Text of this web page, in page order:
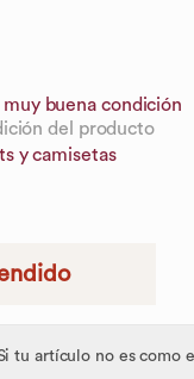
muy buena condición
del producto
y camisetas
tu artículo no es como